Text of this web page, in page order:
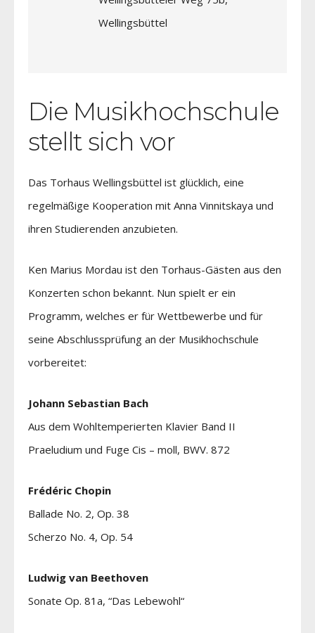
Wellingsbüttel
Die Musikhochschule
stellt sich vor
Das Torhaus Wellingsbüttel ist glücklich, eine
regelmäßige Kooperation mit Anna Vinnitskaya und
ihren Studierenden anzubieten.
Ken Marius Mordau ist den Torhaus-Gästen aus den
Konzerten schon bekannt. Nun spielt er ein
Programm, welches er für Wettbewerbe und für
seine Abschlussprüfung an der Musikhochschule
vorbereitet:
Johann Sebastian Bach
Aus dem Wohltemperierten Klavier Band II
Praeludium und Fuge Cis – moll, BWV. 872
Frédéric Chopin
Ballade No. 2, Op. 38
Scherzo No. 4, Op. 54
Ludwig van Beethoven
Sonate Op. 81a, “Das Lebewohl“